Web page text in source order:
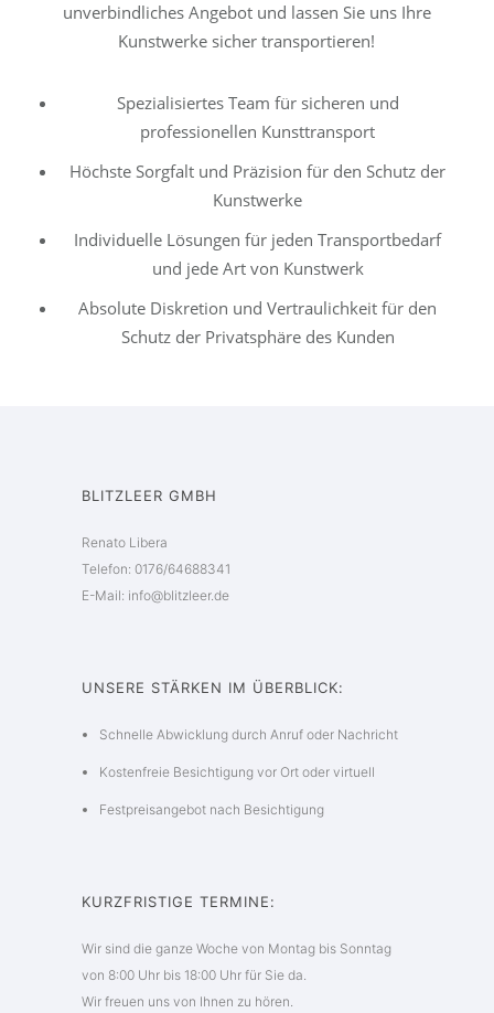
unverbindliches Angebot und lassen Sie uns Ihre
Kunstwerke sicher transportieren!
Spezialisiertes Team für sicheren und
professionellen Kunsttransport
Höchste Sorgfalt und Präzision für den Schutz der
Kunstwerke
Individuelle Lösungen für jeden Transportbedarf
und jede Art von Kunstwerk
Absolute Diskretion und Vertraulichkeit für den
Schutz der Privatsphäre des Kunden
BLITZLEER GMBH
Renato Libera
Telefon: 0176/64688341
E-Mail: info@blitzleer.de
UNSERE STÄRKEN IM ÜBERBLICK:
Schnelle Abwicklung durch Anruf oder Nachricht
Kostenfreie Besichtigung vor Ort oder virtuell
Festpreisangebot nach Besichtigung
KURZFRISTIGE TERMINE:
Wir sind die ganze Woche von Montag bis Sonntag
von 8:00 Uhr bis 18:00 Uhr für Sie da.
Wir freuen uns von Ihnen zu hören.